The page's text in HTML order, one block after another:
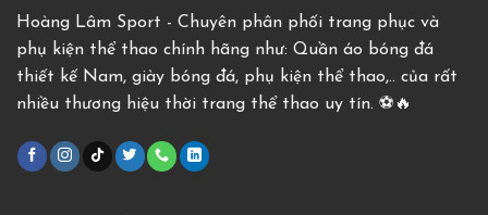
Hoàng Lâm Sport - Chuyên phân phối trang phục và
phụ kiện thể thao chính hãng như: Quần áo bóng đá
thiết kế Nam, giày bóng đá, phụ kiện thể thao,.. của rất
nhiều thương hiệu thời trang thể thao uy tín. ⚽️🔥